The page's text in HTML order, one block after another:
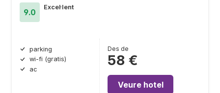
9.0
Excel·lent
parking
wi-fi (gratis)
ac
Des de
58 €
Veure hotel